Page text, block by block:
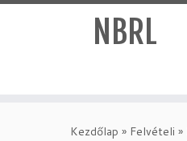
NBRL
Kezdőlap » Felvételi »